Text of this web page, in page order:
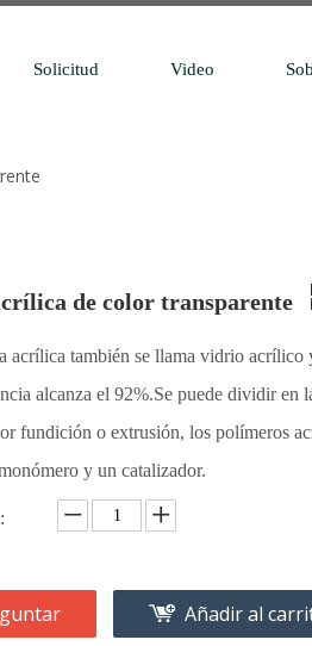
Solicitud Video
de color transparente
acrílica también se llama vidrio
alcanza el 92%.Se puede dividir
fundición o extrusión, los polímeros
y un catalizador.
Añadir al